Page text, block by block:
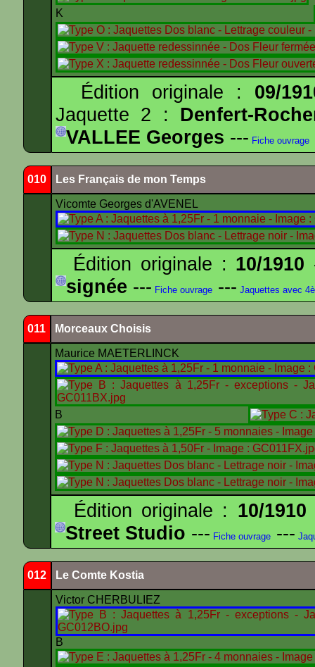
K
Édition originale : 09/
Jaquette 2 : Denfert-
VALLEE Georges --- Fiche ouvrage
010 Les Français de mon Temps
Vicomte Georges d'AVENEL
Édition originale : 10/1910
signée --- Fiche ouvrage --- Jaquettes avec
011 Morceaux Choisis
Maurice MAETERLINCK
B
Édition originale : 10/1910
Street Studio --- Fiche ouvrage ---
012 Le Comte Kostia
Victor CHERBULIEZ
B